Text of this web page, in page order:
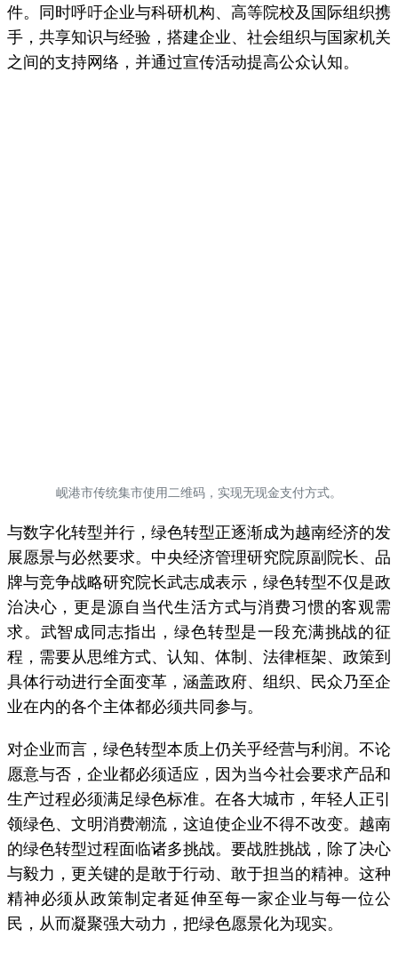
件。同时呼吁企业与科研机构、高等院校及国际组织携
手，共享知识与经验，搭建企业、社会组织与国家机关
之间的支持网络，并通过宣传活动提高公众认知。
岘港市传统集市使用二维码，实现无现金支付方式。
与数字化转型并行，绿色转型正逐渐成为越南经济的发
展愿景与必然要求。中央经济管理研究院原副院长、品
牌与竞争战略研究院长武志成表示，绿色转型不仅是政
治决心，更是源自当代生活方式与消费习惯的客观需
求。武智成同志指出，绿色转型是一段充满挑战的征
程，需要从思维方式、认知、体制、法律框架、政策到
具体行动进行全面变革，涵盖政府、组织、民众乃至企
业在内的各个主体都必须共同参与。
对企业而言，绿色转型本质上仍关乎经营与利润。不论
愿意与否，企业都必须适应，因为当今社会要求产品和
生产过程必须满足绿色标准。在各大城市，年轻人正引
领绿色、文明消费潮流，这迫使企业不得不改变。越南
的绿色转型过程面临诸多挑战。要战胜挑战，除了决心
与毅力，更关键的是敢于行动、敢于担当的精神。这种
精神必须从政策制定者延伸至每一家企业与每一位公
民，从而凝聚强大动力，把绿色愿景化为现实。